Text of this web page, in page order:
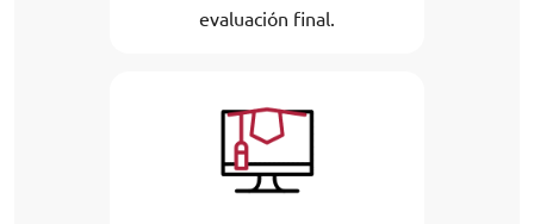
evaluación final.